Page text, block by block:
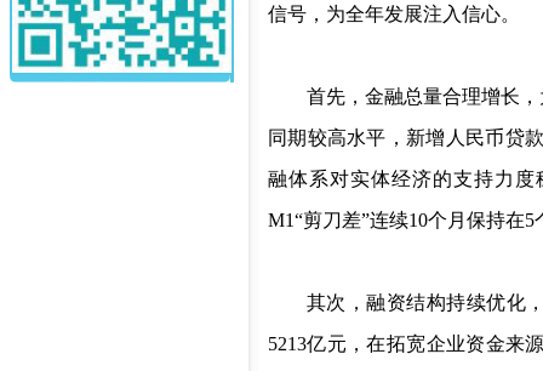
信号，为全年发展注入信心。
首先，金融总量合理增长
同期较高水平，新增人民币贷
融体系对实体经济的支持力
M1“剪刀差”连续10个月保持在5
其次，融资结构持续优化
5213亿元，在拓宽企业资金来